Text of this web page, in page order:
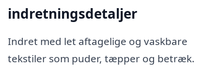
indretningsdetaljer
Indret med let aftagelige og vaskbare
tekstiler som puder, tæpper og betræk.